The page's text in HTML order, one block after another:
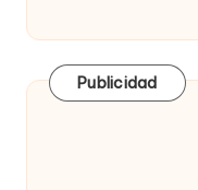
Publicidad